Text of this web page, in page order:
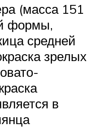
(масса 151
формы,
средней
зрелых
в